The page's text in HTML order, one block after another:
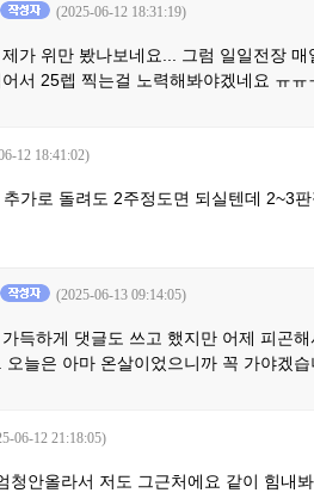
(2025-06-12 18:31:19)
제가 위만 봤나보네요... 그럼 일일전장
서 25렙 찍는걸 노력해봐야겠네요 ㅠㅠ
12 18:41:02)
가로 돌려도 2주정도면 되실텐데 2~3
(2025-06-13 09:14:05)
득하게 댓글도 쓰고 했지만 어제 피곤
오늘은 아마 온살이었으니까 꼭 가야겠습
06-12 21:18:05)
청안올라서 저도 그근처에요 같이 힘내